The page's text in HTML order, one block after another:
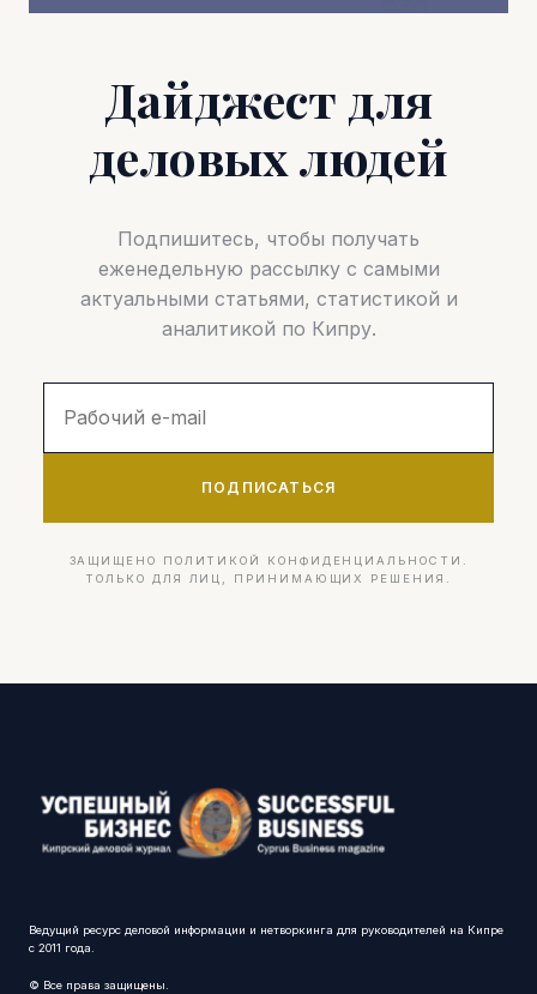
Дайджест для
деловых людей
Подпишитесь, чтобы получать
еженедельную рассылку с самыми
актуальными статьями, статистикой и
аналитикой по Кипру.
ПОДПИСАТЬСЯ
ЗАЩИЩЕНО ПОЛИТИКОЙ КОНФИДЕНЦИАЛЬНОСТИ.
ТОЛЬКО ДЛЯ ЛИЦ, ПРИНИМАЮЩИХ РЕШЕНИЯ.
Ведущий ресурс деловой информации и нетворкинга для руководителей на Кипре
с 2011 года.
© Все права защищены.